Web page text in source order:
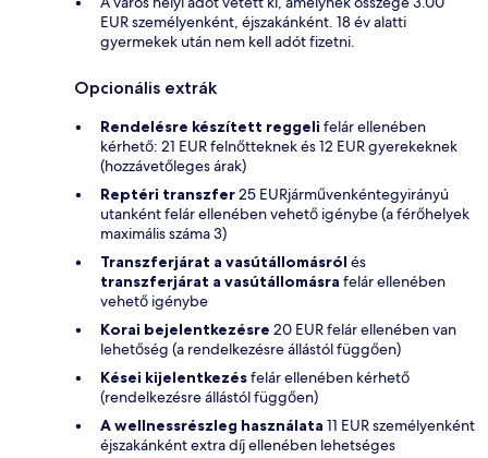
EUR személyenként, éjszakánként. 18 év alatti
gyermekek után nem kell adót fizetni.
Opcionális extrák
Rendelésre készített reggeli felár ellenében
kérhető: 21 EUR felnőtteknek és 12 EUR gyerekeknek
(hozzávetőleges árak)
Reptéri transzfer25 EURjárművenkéntegyirányú
utanként felár ellenében vehető igénybe (a férőhelyek
maximális száma 3)
Transzferjárat a vasútállomásról és
transzferjárat a vasútállomásra felár ellenében
vehető igénybe
Korai bejelentkezésre 20 EUR felár ellenében van
lehetőség (a rendelkezésre állástól függően)
Kései kijelentkezésfelár ellenében kérhető
(rendelkezésre állástól függően)
A wellnessrészleg használata 11 EUR személyenként
éjszakánként extra díj ellenében lehetséges